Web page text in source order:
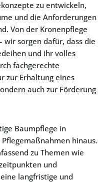
zu entwickeln,
und die Anforderungen
Von der Kronenpflege
wir sorgen dafür, dass die
und ihr volles
fachgerechte
zur Erhaltung eines
auch zur Förderung
Baumpflege in
hinaus.
zu Themen wie
und
langfristige und